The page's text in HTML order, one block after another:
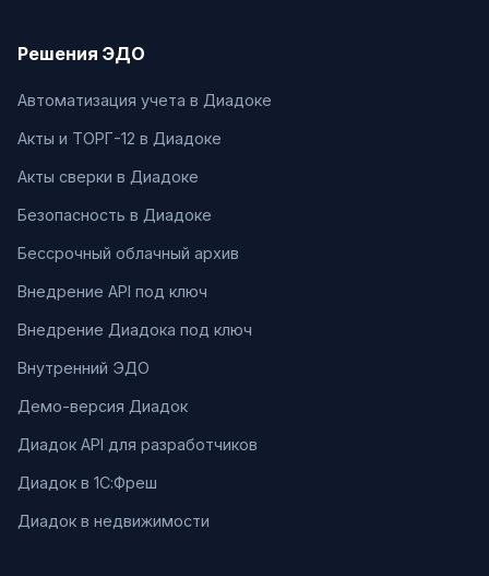
Решения ЭДО
Автоматизация учета в Диадоке
Акты и ТОРГ-12 в Диадоке
Акты сверки в Диадоке
Безопасность в Диадоке
Бессрочный облачный архив
Внедрение API под ключ
Внедрение Диадока под ключ
Внутренний ЭДО
Демо-версия Диадок
Диадок API для разработчиков
Диадок в 1С:Фреш
Диадок в недвижимости